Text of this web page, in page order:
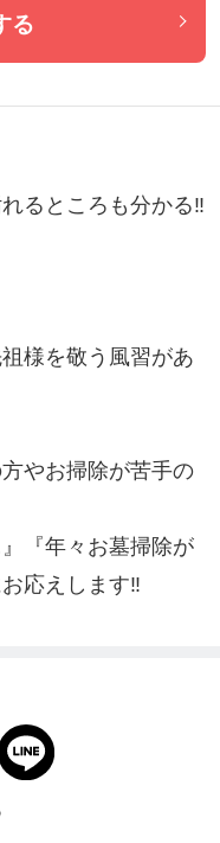
る
るところも分かる‼︎
様を敬う風習があ
やお掃除が苦手の
『年々お墓掃除が
応えします‼